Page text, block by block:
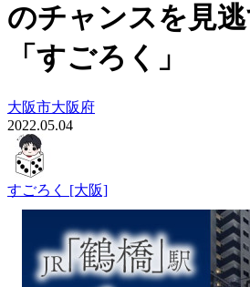
のチャンスを見逃
「すごろく」
大阪市大阪府
2022.05.04
すごろく [大阪]